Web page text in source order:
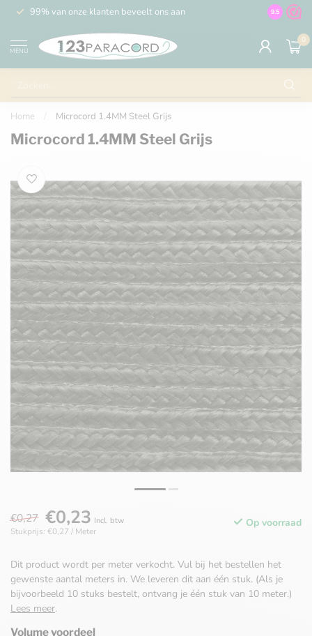
99% van onze klanten beveelt ons aan 100% de
9.5
MENU
0
Home Microcord 1.4MM Steel Grijs
Microcord 1.4MM Steel Grijs
€0,27 €0,23 Incl. btw
Stukprijs: €0,27 / Meter
Op voorraad
Dit product wordt per meter verkocht. Vul bij het bestellen het
gewenste aantal meters in. We leveren dit aan één stuk. (Als je
bijvoorbeeld 10 stuks bestelt, ontvang je één stuk van 10 meter.)
Lees meer.
Volume voordeel